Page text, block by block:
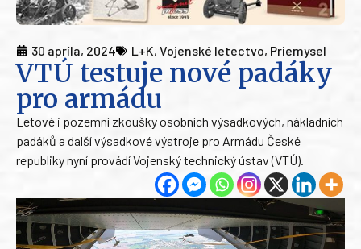
30 apríla, 2024 L+K, Vojenské letectvo, Priemysel
VTÚ testuje nové padáky
pro armádu
Letové i pozemní zkoušky osobních výsadkových, nákladních
padáků a další výsadkové výstroje pro Armádu České
republiky nyní provádí Vojenský technický ústav (VTÚ).